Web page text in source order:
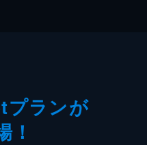
プランが
！